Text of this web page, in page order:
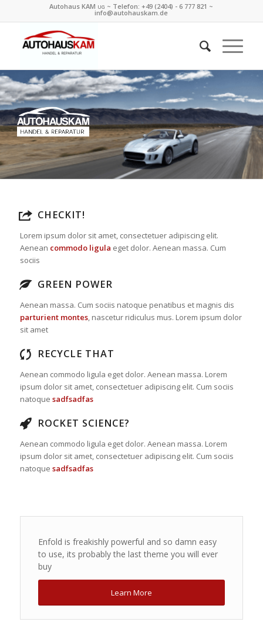
Autohaus KAM UG ~ Telefon:+49 (2404) - 6 777 821 ~
info@autohauskam.de
CHECKIT!
Lorem ipsum dolor sit amet, consectetuer adipiscing elit.
Aenean commodo ligula eget dolor. Aenean massa. Cum
sociis
GREEN POWER
Aenean massa. Cum sociis natoque penatibus et magnis dis
parturient montes, nascetur ridiculus mus. Lorem ipsum dolor
sit amet
RECYCLE THAT
Aenean commodo ligula eget dolor. Aenean massa. Lorem
ipsum dolor sit amet, consectetuer adipiscing elit. Cum sociis
natoque sadfsadfas
ROCKET SCIENCE?
Aenean commodo ligula eget dolor. Aenean massa. Lorem
ipsum dolor sit amet, consectetuer adipiscing elit. Cum sociis
natoque sadfsadfas
Enfold is freakishly powerful and so damn easy
to use, its probably the last theme you will ever
buy
Learn More